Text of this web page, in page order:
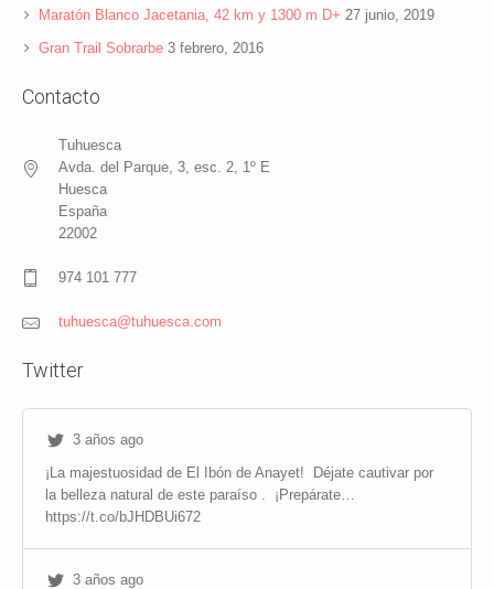
Maratón Blanco Jacetania, 42 km y 1300 m D+ 27 junio, 2019
Gran Trail Sobrarbe 3 febrero, 2016
Contacto
Tuhuesca
Avda. del Parque, 3, esc. 2, 1º E
Huesca
España
22002
974 101 777
tuhuesca@tuhuesca.com
Twitter
3 años ago
¡La majestuosidad de El Ibón de Anayet!
Déjate cautivar por
la belleza natural de este paraíso .
¡Prepárate…
https://t.co/bJHDBUi672
3 años ago